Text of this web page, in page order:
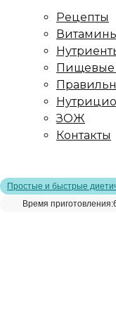
Рецепты
Пищевые
ЗОЖ
Контакты
Простые и быстрые
Время приготовления: